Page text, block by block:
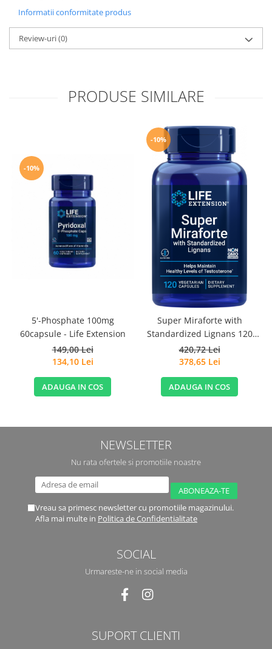
Informatii conformitate produs
Review-uri(0)
PRODUSE SIMILARE
-10%
5'-Phosphate 100mg
60capsule - Life Extension
149,00 Lei
134,10 Lei
ADAUGA IN COS
-10%
Super Miraforte with
Standardized Lignans 120
capsule - Life Extension
420,72 Lei
378,65 Lei
ADAUGA IN COS
NEWSLETTER
Nu rata ofertele si promotiile noastre
Vreau sa primesc newsletter cu promotiile magazinului.
Afla mai multe in Politica de Confidentialitate
SOCIAL
Urmareste-ne in social media
SUPORT CLIENTI